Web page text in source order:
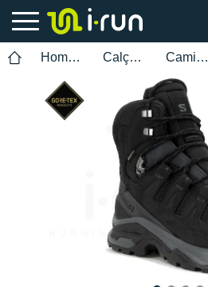
Homem Calçados Caminhada